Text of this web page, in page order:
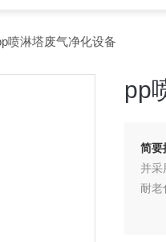
喷淋塔废气净化设备
pp
简要
并采
耐老